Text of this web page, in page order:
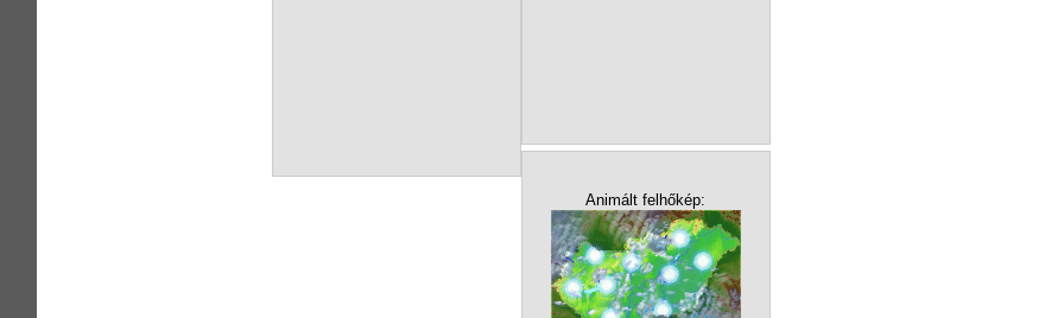
Animált felhőkép: